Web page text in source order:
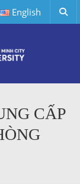
English
CẤP